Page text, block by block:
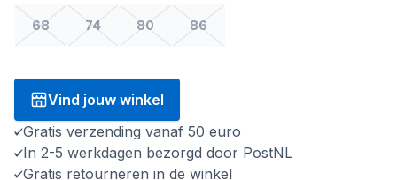
68 74 80 86
Vind jouw winkel
Gratis verzending vanaf 50 euro
In 2-5 werkdagen bezorgd door PostNL
Gratis retourneren in de winkel